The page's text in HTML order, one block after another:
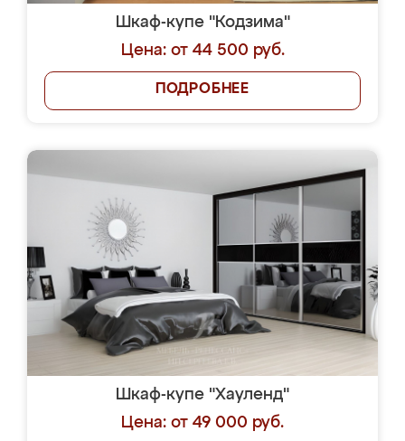
Шкаф-купе "Кодзима"
Цена: от 44 500 руб.
ПОДРОБНЕЕ
Шкаф-купе "Хауленд"
Цена: от 49 000 руб.